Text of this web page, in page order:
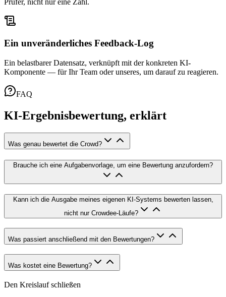
Ein unveränderliches Feedback-Log
Ein belastbarer Datensatz, verknüpft mit der konkreten KI-
Komponente — für Ihr Team oder unseres, um darauf zu reagieren.
FAQ
KI-Ergebnisbewertung, erklärt
Was genau bewertet die Crowd?
Brauche ich eine Aufgabenvorlage, um eine Bewertung anzufordern?
Kann ich die Ausgabe meines eigenen KI-Systems bewerten lassen,
nicht nur Crowdee-Läufe?
Was passiert anschließend mit den Bewertungen?
Was kostet eine Bewertung?
Den Kreislauf schließen